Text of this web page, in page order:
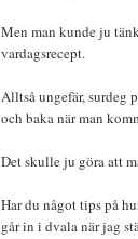
Men man kunde ju
vardagsrecept.
Alltså ungefär, surdeg
och baka när man
Det skulle ju göra att
Har du något tips på
går in i dvala när jag